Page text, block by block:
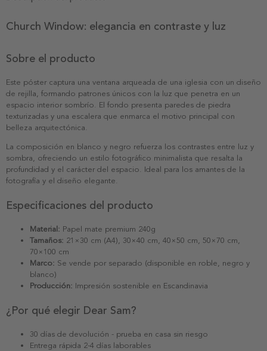
Church Window: elegancia en contraste y luz
Sobre el producto
Este póster captura una ventana arqueada de una iglesia con un diseño
de rejilla, formando patrones únicos con la luz que penetra en un
espacio interior sombrío. El fondo presenta paredes de piedra
texturizadas y una escalera que enmarca el motivo principal con
belleza arquitectónica.
La composición en blanco y negro refuerza los contrastes entre luz y
sombra, ofreciendo un estilo fotográfico minimalista que resalta la
profundidad y el carácter del espacio. Ideal para los amantes de la
fotografía y el diseño elegante.
Especificaciones del producto
Material: Papel mate premium 240g
Tamaños: 21×30 cm (A4), 30×40 cm, 40×50 cm, 50×70 cm,
70×100 cm
Marco: Se vende por separado (disponible en roble, negro y
blanco)
Producción: Impresión sostenible en Escandinavia
¿Por qué elegir Dear Sam?
30 días de devolución - prueba en casa sin riesgo
Entrega rápida 2-4 días laborables